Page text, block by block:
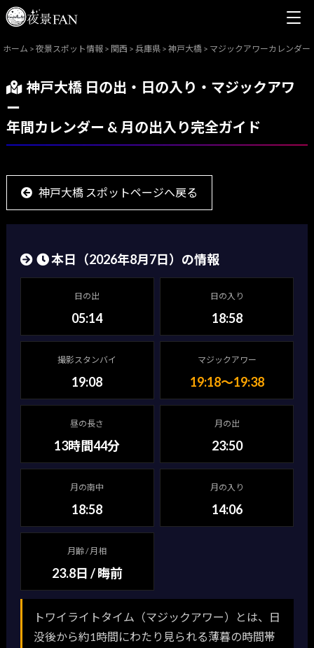
ホーム > 夜景スポット情報 > 関西 > 兵庫県 > 神戸大橋 > マジックアワーカレンダー
神戸大橋 日の出・日の入り・マジックアワ
ー
年間カレンダー & 月の出入り完全ガイド
神戸大橋 スポットページへ戻る
本日（2026年8月7日）の情報
日の出
05:14
日の入り
18:58
撮影スタンバイ
19:08
マジックアワー
19:18〜19:38
昼の長さ
13時間44分
月の出
23:50
月の南中
18:58
月の入り
14:06
月齢 / 月相
23.8日 / 晦前
トワイライトタイム（マジックアワー）とは、日
没後から約1時間にわたり見られる薄暮の時間帯